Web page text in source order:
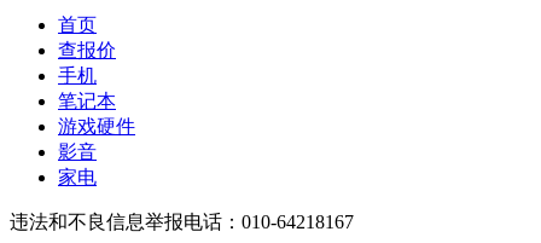
首页
查报价
手机
笔记本
游戏硬件
影音
家电
违法和不良信息举报电话：010-64218167